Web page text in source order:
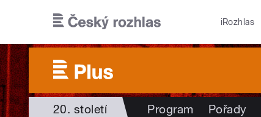
iRozhlas
20. století Program Pořady